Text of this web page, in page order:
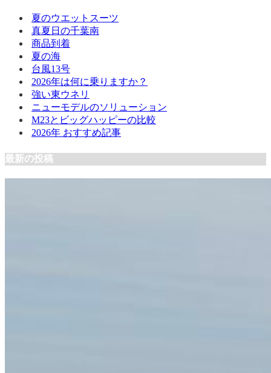
夏のウエットスーツ
真夏日の千葉南
商品到着
夏の海
台風13号
2026年は何に乗りますか？
強い東ウネリ
ニューモデルのソリューション
M23とビッグハッピーの比較
2026年 おすすめ記事
最新の投稿